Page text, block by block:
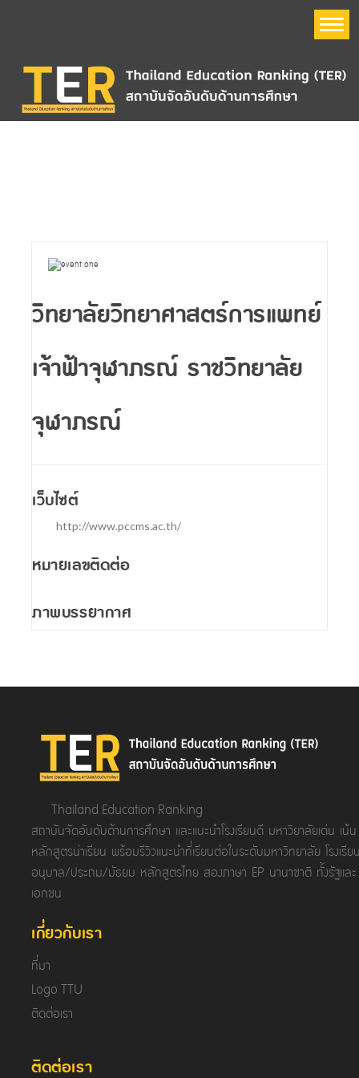
The Times Higher Education World University Ranking
SCImago Institutions Ranking (SIR)
วิทยาลัยวิทยาศาสตร์การแพทย์
เจ้าฟ้าจุฬาภรณ์ ราชวิทยาลัย
จุฬาภรณ์
เว็บไซต์
http://www.pccms.ac.th/
หมายเลขติดต่อ
ภาพบรรยากาศ
Thailand Education Ranking
สถาบันจัดอันดับด้านการศึกษา และแนะนำโรงเรียนดี มหาวิยาลัยเด่น เน้น
หลักสูตรน่าเรียน พร้อมรีวิวแนะนำที่เรียนต่อในระดับมหาวิทยาลัย โรงเรีย
อนุบาล/ประถม/มัธยม หลักสูตรไทย สองภาษา EP นานาชาติ ทั้งรัฐและ
เอกชน
เกี่ยวกับเรา
ที่มา
Logo TTU
ติดต่อเรา
ติดต่อเรา